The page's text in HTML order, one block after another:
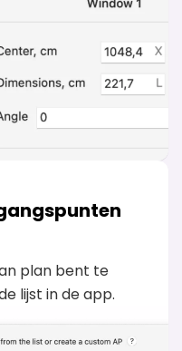
plan bent te
lijst in de app.